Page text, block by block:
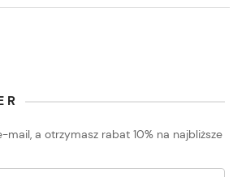
mail, a otrzymasz rabat 10% na najbliższe